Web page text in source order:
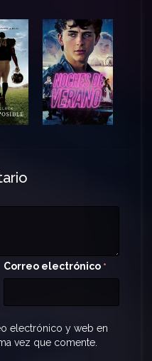
Correo electrónico *
electrónico y web en
vez que comente.